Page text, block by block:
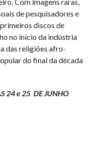
de pesquisadores e
discos de
no início da indústria
das religiões afro-
do final da década
24 e 25 DE JUNHO